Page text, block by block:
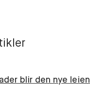
blir den nye leien